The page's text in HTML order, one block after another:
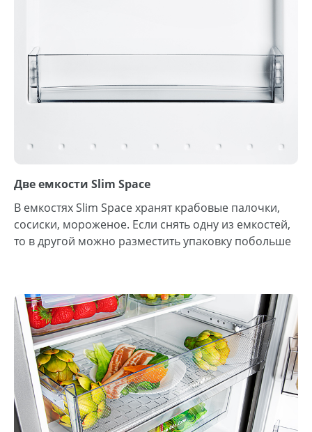
Две емкости Slim Space
В емкостях Slim Space хранят крабовые палочки,
сосиски, мороженое. Если снять одну из емкостей,
то в другой можно разместить упаковку побольше